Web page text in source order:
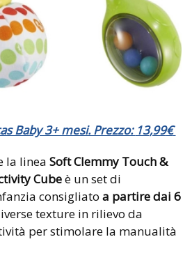
Baby 3+ mesi. Prezzo: 13,99€
la linea Soft Clemmy Touch &
Cubeè un set di
consigliato a partire dai 6
texture in rilievo da
per stimolare la manualità